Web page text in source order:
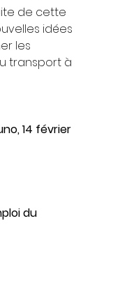
de cette
idées
les
transport à
14 février
du